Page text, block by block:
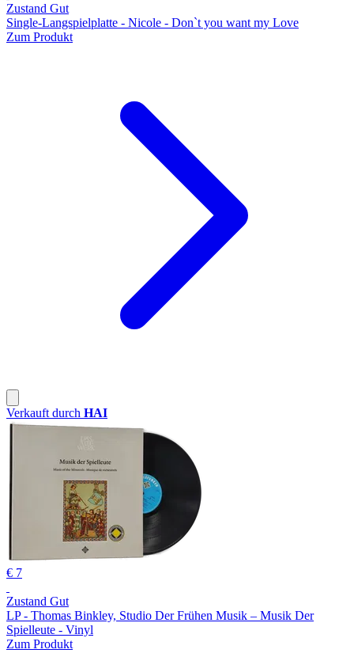
Zustand Gut
Single-Langspielplatte - Nicole - Don`t you want my Love
Zum Produkt
Verkauft durch HAI
€ 7
Zustand Gut
LP - Thomas Binkley, Studio Der Frühen Musik – Musik Der
Spielleute - Vinyl
Zum Produkt